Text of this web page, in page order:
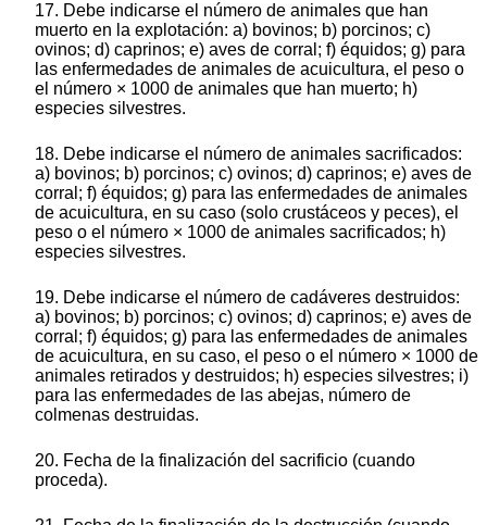
17. Debe indicarse el número de animales que han
muerto en la explotación: a) bovinos; b) porcinos; c)
ovinos; d) caprinos; e) aves de corral; f) équidos; g) para
las enfermedades de animales de acuicultura, el peso o
el número × 1000 de animales que han muerto; h)
especies silvestres.
18. Debe indicarse el número de animales sacrificados:
a) bovinos; b) porcinos; c) ovinos; d) caprinos; e) aves de
corral; f) équidos; g) para las enfermedades de animales
de acuicultura, en su caso (solo crustáceos y peces), el
peso o el número × 1000 de animales sacrificados; h)
especies silvestres.
19. Debe indicarse el número de cadáveres destruidos:
a) bovinos; b) porcinos; c) ovinos; d) caprinos; e) aves de
corral; f) équidos; g) para las enfermedades de animales
de acuicultura, en su caso, el peso o el número × 1000 de
animales retirados y destruidos; h) especies silvestres; i)
para las enfermedades de las abejas, número de
colmenas destruidas.
20. Fecha de la finalización del sacrificio (cuando
proceda).